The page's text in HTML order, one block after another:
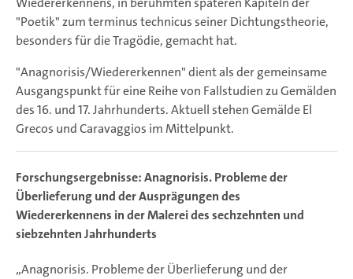
"Poetik" zum terminus technicus seiner Dichtungstheorie,
besonders für die Tragödie, gemacht hat.
"Anagnorisis/Wiedererkennen" dient als der gemeinsame
Ausgangspunkt für eine Reihe von Fallstudien zu Gemälden
des 16. und 17. Jahrhunderts. Aktuell stehen Gemälde El
Grecos und Caravaggios im Mittelpunkt.
Forschungsergebnisse: Anagnorisis. Probleme der
Überlieferung und der Ausprägungen des
Wiedererkennens in der Malerei des sechzehnten und
siebzehnten Jahrhunderts
„Anagnorisis. Probleme der Überlieferung und der